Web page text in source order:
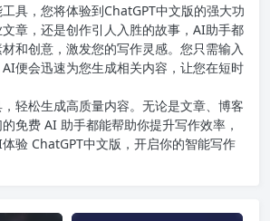
工具，您将体验到ChatGPT中文版的强大功
章，还是创作引人入胜的故事，AI助手都
和创意，激发您的写作灵感。您只需输入
便会迅速为您生成相关内容，让您在短时
轻松生成高质量内容。无论是文章、博客
免费 AI 助手都能帮助你提升写作效率，
验 ChatGPT中文版 ，开启你的智能写作